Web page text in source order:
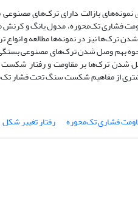
بازالت دارای ترک‌های
فشاری تک‌محوره، مدول یانگ و کرنش
نیز در نمونه‌ها مطالعه و
وصل شدن ترک‌های مصنوعی بستگی
شدن ترک‌ها بر مقاومت و رفتار
از مفاهیم شکست سنگ تحت فشار
فشاری تک‌محوره رفتار تغییر شکل